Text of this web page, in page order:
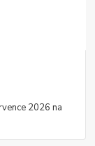
2026 na